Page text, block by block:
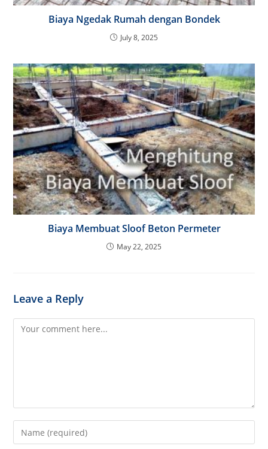
Biaya Ngedak Rumah dengan Bondek
July 8, 2025
Biaya Membuat Sloof Beton Permeter
May 22, 2025
Leave a Reply
Comment
Enter
your